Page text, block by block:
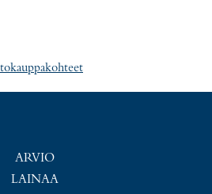
ARVIO
LAINAA